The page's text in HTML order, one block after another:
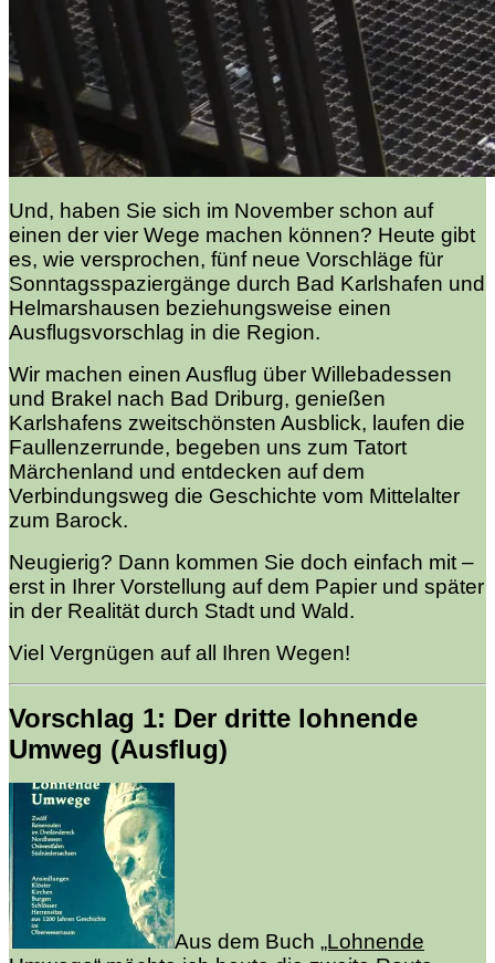
Und, haben Sie sich im November schon auf
einen der vier Wege machen können? Heute gibt
es, wie versprochen, fünf neue Vorschläge für
Sonntagsspaziergänge durch Bad Karlshafen und
Helmarshausen beziehungsweise einen
Ausflugsvorschlag in die Region.
Wir machen einen Ausflug über Willebadessen
und Brakel nach Bad Driburg, genießen
Karlshafens zweitschönsten Ausblick, laufen die
Faullenzerrunde, begeben uns zum Tatort
Märchenland und entdecken auf dem
Verbindungsweg die Geschichte vom Mittelalter
zum Barock.
Neugierig? Dann kommen Sie doch einfach mit –
erst in Ihrer Vorstellung auf dem Papier und später
in der Realität durch Stadt und Wald.
Viel Vergnügen auf all Ihren Wegen!
Vorschlag 1: Der dritte lohnende
Umweg (Ausflug)
Aus dem Buch „Lohnende